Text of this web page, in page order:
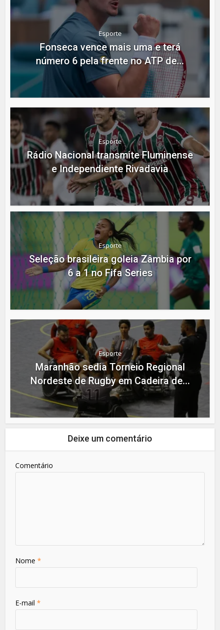
Esporte
Fonseca vence mais uma e terá
número 6 pela frente no ATP de...
Esporte
Rádio Nacional transmite Fluminense
e Independiente Rivadavia
Esporte
Seleção brasileira goleia Zâmbia por
6 a 1 no Fifa Series
Esporte
Maranhão sedia Torneio Regional
Nordeste de Rugby em Cadeira de...
Deixe um comentário
Comentário
Nome*
E-mail*